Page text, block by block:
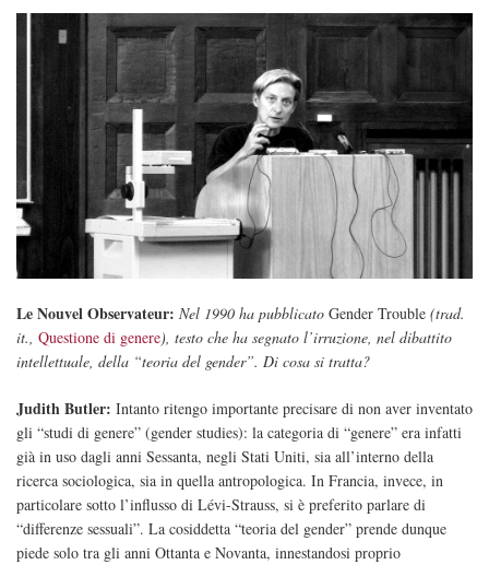
Le Nouvel Observateur: Nel 1990 ha pubblicato Gender Trouble (trad.
it., Questione di genere), testo che ha segnato l’irruzione, nel dibattito
intellettuale, della “teoria del gender”. Di cosa si tratta?
Judith Butler: Intanto ritengo importante precisare di non aver inventato
gli “studi di genere” (gender studies): la categoria di “genere” era infatti
già in uso dagli anni Sessanta, negli Stati Uniti, sia all’interno della
ricerca sociologica, sia in quella antropologica. In Francia, invece, in
particolare sotto l’influsso di Lévi-Strauss, si è preferito parlare di
“differenze sessuali”. La cosiddetta “teoria del gender” prende dunque
piede solo tra gli anni Ottanta e Novanta, innestandosi proprio